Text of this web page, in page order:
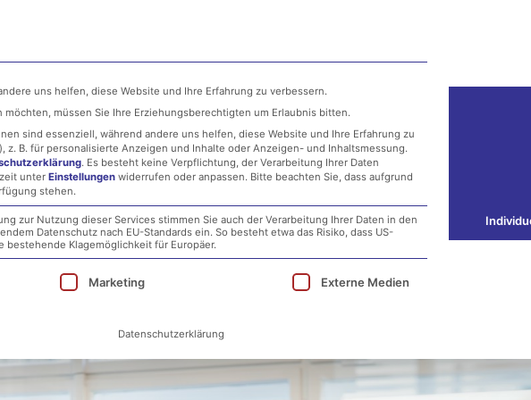
MSP IT-Security Infrastructure Events
in ClickShare entdeckt!
uns helfen, diese Website und Ihre Erfahrung zu verbessern.
müssen Sie Ihre Erziehungsberechtigten um Erlaubnis bitten.
sind essenziell, während andere uns helfen, diese Website und Ihre Erfahrung zu
z. B. für personalisierte Anzeigen und Inhalte oder Anzeigen- und Inhaltsmessung.
. Es besteht keine Verpflichtung, der Verarbeitung Ihrer Daten
unter Einstellungen widerrufen oder anpassen. Bitte beachten Sie, dass aufgrund
stehen.
zur Nutzung dieser Services stimmen Sie auch der Verarbeitung Ihrer Daten in den
Datenschutz nach EU-Standards ein. So besteht etwa das Risiko, dass US-
bestehende Klagemöglichkeit für Europäer.
Einwilligung erteilt werden kann. Die erste Service-Gruppe ist
Marketing Externe Medien
Datenschutzerklärung